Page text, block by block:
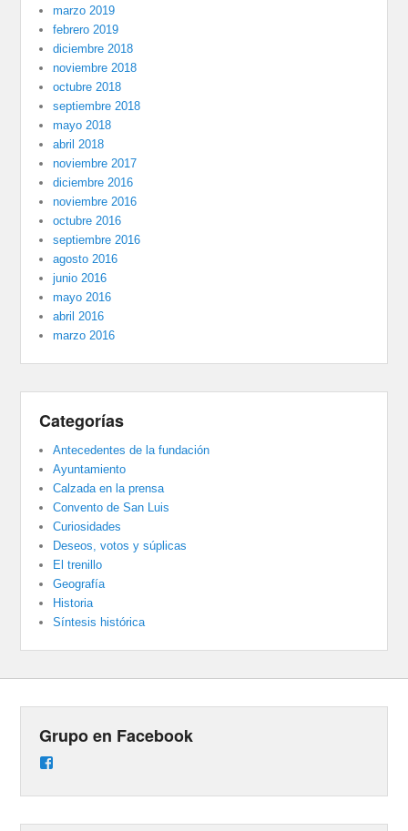
marzo 2019
febrero 2019
diciembre 2018
noviembre 2018
octubre 2018
septiembre 2018
mayo 2018
abril 2018
noviembre 2017
diciembre 2016
noviembre 2016
octubre 2016
septiembre 2016
agosto 2016
junio 2016
mayo 2016
abril 2016
marzo 2016
Categorías
Antecedentes de la fundación
Ayuntamiento
Calzada en la prensa
Convento de San Luis
Curiosidades
Deseos, votos y súplicas
El trenillo
Geografía
Historia
Síntesis histórica
Grupo en Facebook
en